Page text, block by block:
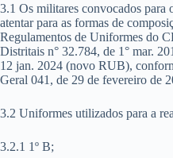
3.1 Os militares convocados
atentar para as formas de
Regulamentos de Uniformes do
Distritais n° 32.784, de 1° mar.
12 jan. 2024 (novo RUB),
Geral 041, de 29 de fevereiro de
3.2 Uniformes utilizados para a
3.2.1 1º B;